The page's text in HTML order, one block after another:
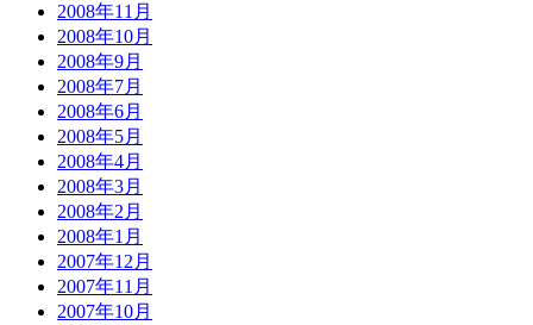
2008年11月
2008年10月
2008年9月
2008年7月
2008年6月
2008年5月
2008年4月
2008年3月
2008年2月
2008年1月
2007年12月
2007年11月
2007年10月